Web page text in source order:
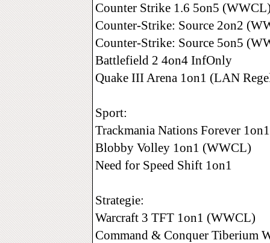
Counter Strike 1.6 5on5
Counter-Strike: Source 2on2
Counter-Strike: Source 5on5
Battlefield 2 4on4 InfOnly
Quake III Arena 1on1 (LAN
Sport:
Trackmania Nations Forever
Blobby Volley 1on1 (WWCL)
Need for Speed Shift 1on1
Strategie:
Warcraft 3 TFT 1on1 (WWCL)
Command & Conquer Tiberium